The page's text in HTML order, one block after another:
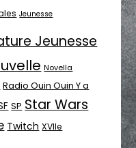
Jeunesse
Jeunesse
Novella
Radio Ouin Ouin Y a
SP Star Wars
Twitch XVIIe